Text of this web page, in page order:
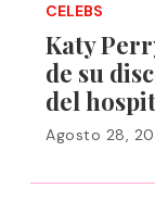
CELEBS
Katy
de su
del
Agosto 28,